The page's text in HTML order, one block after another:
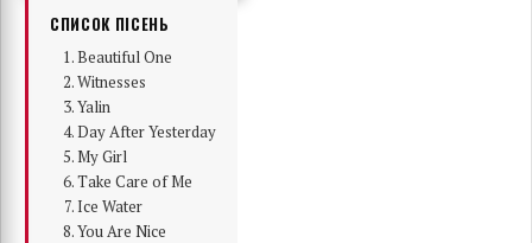
СПИСОК ПІСЕНЬ
Beautiful One
Witnesses
Yalin
Day After Yesterday
My Girl
Take Care of Me
Ice Water
You Are Nice